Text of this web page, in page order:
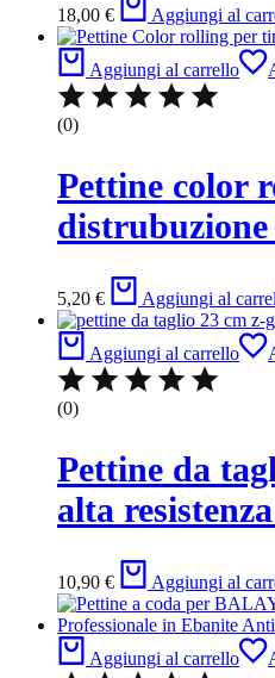
18,00 € Aggiungi al
Aggiungi al carrello
(0)
Pettine color
5,20 € Aggiungi al
Aggiungi al carrello
(0)
Pettine da
alta
10,90 € Aggiungi al
Aggiungi al carrello